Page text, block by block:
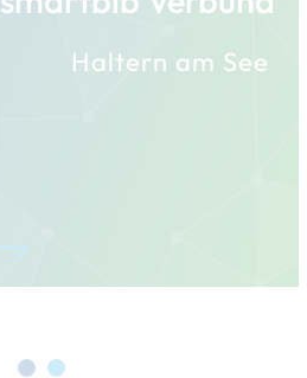
Haltern am See